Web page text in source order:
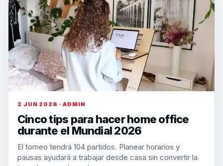
2 JUN 2026 · ADMIN
Cinco tips para hacer home office
durante el Mundial 2026
El torneo tendrá 104 partidos. Planear horarios y
pausas ayudará a trabajar desde casa sin convertir la